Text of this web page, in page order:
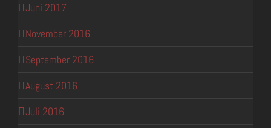
Juni 2017
November 2016
September 2016
August 2016
Juli 2016